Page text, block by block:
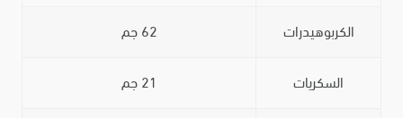
الكربوهيدرات 62 جم
السكريات 21 جم